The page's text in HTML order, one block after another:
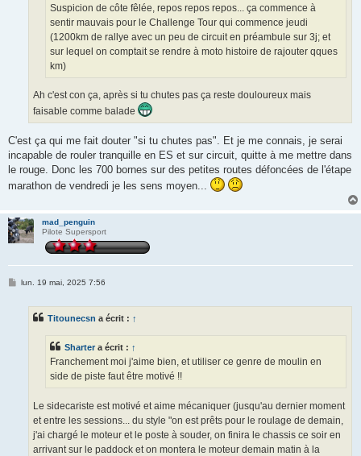
Suspicion de côte fêlée, repos repos repos... ça commence à
sentir mauvais pour le Challenge Tour qui commence jeudi
(1200km de rallye avec un peu de circuit en préambule sur 3j; et
sur lequel on comptait se rendre à moto histoire de rajouter qques
km)
Ah c'est con ça, après si tu chutes pas ça reste douloureux mais
faisable comme balade
C'est ça qui me fait douter "si tu chutes pas". Et je me connais, je serai
incapable de rouler tranquille en ES et sur circuit, quitte à me mettre dans
le rouge. Donc les 700 bornes sur des petites routes défoncées de l'étape
marathon de vendredi je les sens moyen...
mad_penguin
Pilote Supersport
Mlun. 19 mai, 2025 7:56
Titounecsn a écrit : ↑
Shartera écrit : ↑
Franchement moi j'aime bien, et utiliser ce genre de moulin en
side de piste faut être motivé !!
Le sidecariste est motivé et aime mécaniquer (jusqu'au dernier moment
et entre les sessions... du style "on est prêts pour le roulage de demain,
j'ai chargé le moteur et le poste à souder, on finira le chassis ce soir en
arrivant sur le paddock et on montera le moteur demain matin à la